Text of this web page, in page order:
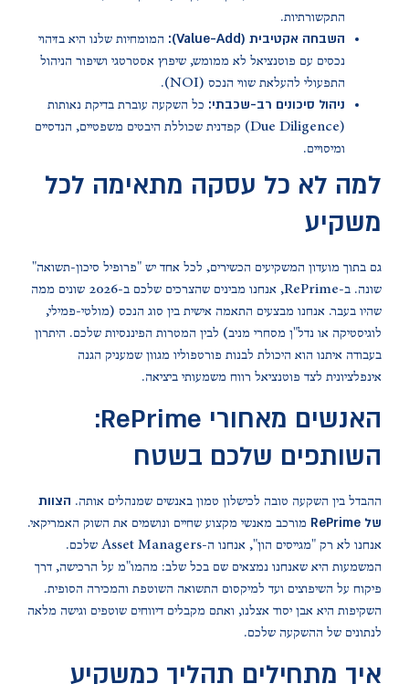
התקשורתיות.
השבחה אקטיבית (Value-Add):
המומחיות שלנו היא בזיהוי
נכסים עם פוטנציאל לא ממומש, שיפוץ אסטרטגי ושיפור הניהול
התפעולי להעלאת שווי הנכס (NOI).
ניהול סיכונים רב-שכבתי: כל השקעה עוברת בדיקת נאותות
(Due Diligence) קפדנית שכוללת היבטים משפטיים, הנדסיים
ומיסויים.
למה לא כל עסקה מתאימה לכל
משקיע
גם בתוך מועדון המשקיעים הכשירים, לכל אחד יש "פרופיל סיכון-תשואה"
שונה. ב-RePrime, אנחנו מבינים שהצרכים שלכם ב-2026 שונים ממה
שהיו בעבר. אנחנו מבצעים התאמה אישית בין סוג הנכס (מולטי-פמילי,
לוגיסטיקה או נדל"ן מסחרי מניב) לבין המטרות הפיננסיות שלכם. היתרון
בעבודה איתנו הוא היכולת לבנות פורטפוליו מגוון שמעניק הגנה
אינפלציונית לצד פוטנציאל רווח משמעותי ביציאה.
האנשים מאחורי RePrime:
השותפים שלכם בשטח
ההבדל בין השקעה טובה לכישלון טמון באנשים שמנהלים אותה. הצוות
של RePrime
מורכב מאנשי מקצוע שחיים ונושמים את השוק האמריקאי.
אנחנו לא רק "מגייסים הון", אנחנו ה-Asset Managers שלכם.
המשמעות היא שאנחנו נמצאים שם בכל שלב: מהמו"מ על הרכישה, דרך
פיקוח על השיפוצים ועד למיקסום התשואה השוטפת והמכירה הסופית.
השקיפות היא אבן יסוד אצלנו, ואתם מקבלים דיווחים שוטפים וגישה מלאה
לנתונים של ההשקעה שלכם.
איך מתחילים תהליך כמשקיע